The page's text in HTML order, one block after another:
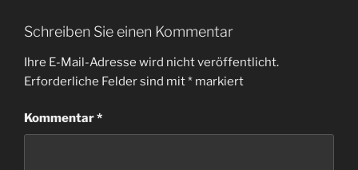
Schreiben Sie einen Kommentar
Ihre E-Mail-Adresse wird nicht veröffentlicht.
Erforderliche Felder sind mit* markiert
Kommentar*